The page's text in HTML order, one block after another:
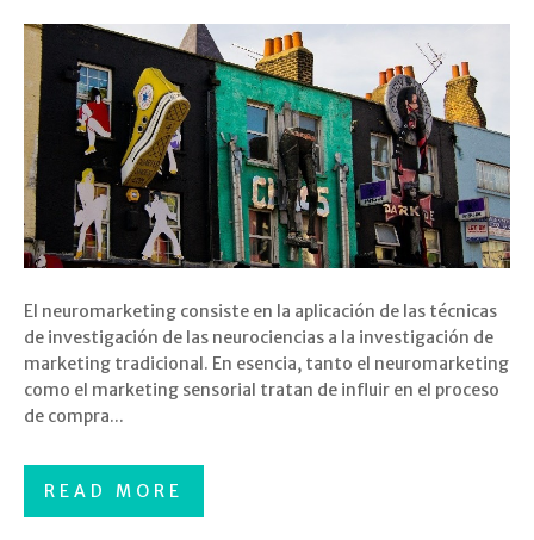
El neuromarketing consiste en la aplicación de las técnicas
de investigación de las neurociencias a la investigación de
marketing tradicional. En esencia, tanto el neuromarketing
como el marketing sensorial tratan de influir en el proceso
de compra...
READ MORE